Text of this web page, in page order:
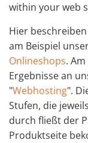
within your web
Hier
am Beispiel
Onlineshops.
Ergebnisse an
"Webhosting".
Stufen, die
durch fließt der
Produktseite